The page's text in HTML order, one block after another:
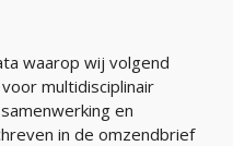
waarop wij volgend
multidisciplinair
en
in de omzendbrief